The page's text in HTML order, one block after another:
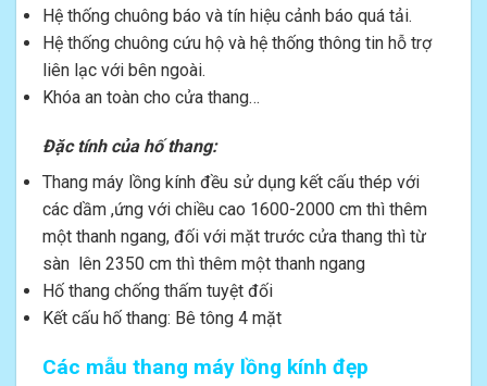
Hệ thống chuông báo và tín hiệu cảnh báo quá tải.
Hệ thống chuông cứu hộ và hệ thống thông tin hỗ trợ
liên lạc với bên ngoài.
Khóa an toàn cho cửa thang…
Đặc tính của hố thang:
Thang máy lồng kính đều sử dụng kết cấu thép với
các dầm ,ứng với chiều cao 1600-2000 cm thì thêm
một thanh ngang, đối với mặt trước cửa thang thì từ
sàn lên 2350 cm thì thêm một thanh ngang
Hố thang chống thấm tuyệt đối
Kết cấu hố thang: Bê tông 4 mặt
Các mẫu thang máy lồng kính đẹp